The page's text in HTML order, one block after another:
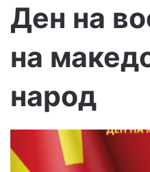
Ден на
на
народ